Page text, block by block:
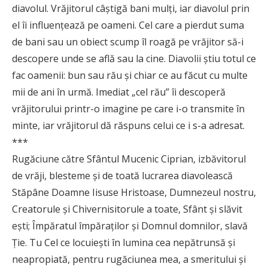
diavolul. Vrăjitorul câştigă bani mulţi, iar diavolul prin
el îi influenţează pe oameni. Cel care a pierdut suma
de bani sau un obiect scump îl roagă pe vrăjitor să-i
descopere unde se află sau la cine. Diavolii ştiu totul ce
fac oamenii: bun sau rău şi chiar ce au făcut cu multe
mii de ani în urmă. Imediat „cel rău” îi descoperă
vrăjitorului printr-o imagine pe care i-o transmite în
minte, iar vrăjitorul dă răspuns celui ce i s-a adresat.
***
Rugăciune către Sfântul Mucenic Ciprian, izbăvitorul
de vrăji, blesteme și de toată lucrarea diavolească
Stăpâne Doamne Iisuse Hristoase, Dumnezeul nostru,
Creatorule și Chivernisitorule a toate, Sfânt și slăvit
ești; Împăratul împăraților și Domnul domnilor, slavă
Ție. Tu Cel ce locuiești în lumina cea nepătrunsă și
neapropiată, pentru rugăciunea mea, a smeritului și